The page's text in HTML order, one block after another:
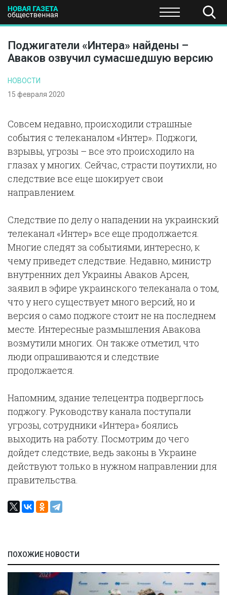
ПОЛИТИКА ЭКОНОМИКА НАУКА И
Поджигатели «Интера» найдены –
Аваков озвучил сумасшедшую версию
НОВОСТИ
15 февраля 2020
Совсем недавно, происходили страшные
события с телеканалом «Интер». Поджоги,
взрывы, угрозы – все это происходило на
глазах у многих. Сейчас, страсти поутихли, но
следствие все еще шокирует свои
направлением.
Следствие по делу о нападении на украинский
телеканал «Интер» все еще продолжается.
Многие следят за событиями, интересно, к
чему приведет следствие. Недавно, министр
внутренних дел Украины Аваков Арсен,
заявил в эфире украинского телеканала о том,
что у него существует много версий, но и
версия о само поджоге стоит не на последнем
месте. Интересные размышления Авакова
возмутили многих. Он также отметил, что
люди опрашиваются и следствие
продолжается.
Напомним, здание телецентра подверглось
поджогу. Руководству канала поступали
угрозы, сотрудники «Интера» боялись
выходить на работу. Посмотрим до чего
дойдет следствие, ведь законы в Украине
действуют только в нужном направлении для
правительства.
ПОХОЖИЕ НОВОСТИ